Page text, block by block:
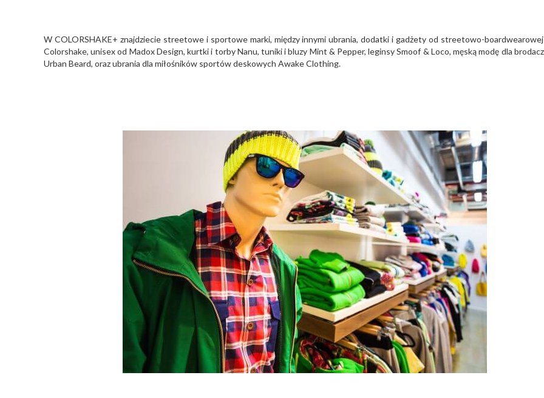
W COLORSHAKE+ znajdziecie streetowe i sportowe marki, między innymi ubrania, dodatki i gadżety od streetowo-
Colorshake, unisex od Madox Design, kurtki i torby Nanu, tuniki i bluzy Mint & Pepper, leginsy Smoof & Loco, męską modę dla
Urban Beard, oraz ubrania dla miłośników sportów deskowych Awake Clothing.